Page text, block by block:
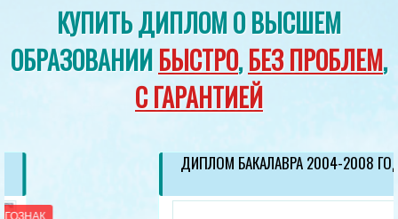
КУПИТЬ ДИПЛОМ О ВЫСШЕМ
ОБРАЗОВАНИИБЫСТРО,БЕЗ ПРОБЛЕМ,
С ГАРАНТИЕЙ
ДИПЛОМ БАКАЛАВРА 2004-2008 ГОД